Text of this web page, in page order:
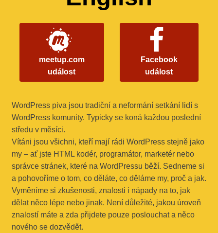
meetup.com
událost
Facebook
událost
WordPress piva jsou tradiční a neformání setkání lidí s
WordPress komunity. Typicky se koná každou poslední
středu v měsíci.
Vítáni jsou všichni, kteří mají rádi WordPress stejně jako
my – ať jste HTML kodér, programátor, marketér nebo
správce stránek, které na WordPressu běží. Sedneme si
a pohovoříme o tom, co děláte, co děláme my, proč a jak.
Vyměníme si zkušenosti, znalosti i nápady na to, jak
dělat něco lépe nebo jinak. Není důležité, jakou úroveň
znalostí máte a zda přijdete pouze poslouchat a něco
nového se dozvědět.